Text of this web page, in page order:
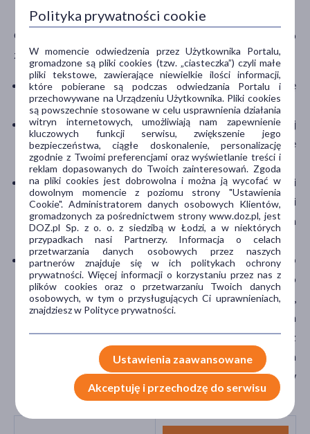
Oto praktyczne wskazówki zdrowotne, które warto
zastosować przed i w trakcie podróży:
unikaj picia wody z kranu– wybieraj wodę
butelkowaną i używaj jej także do mycia zębów;
chroń się przed komarami – używaj
repelentów z DEET, noś lekkie, ale jasne i zakrywające
ciało ubrania, śpij pod moskitierą;
zadbaj o apteczkę podróżną– zabierz leki
przeciwbiegunkowe, przeciwbólowe, plastry, środki
odkażające, a także ewentualne leki przyjmowane na
stałe;
spożywaj wyłącznie potrawy gotowane lub
serwowane na gorąco, najlepiej w miejscach o
odpowiednim standardzie sanitarnym (np. hotele,
restauracje z dobrymi opiniami). Unikaj surowych
warzyw, owoców obieranych przez osoby trzecie, lodu z
nieznanego źródła, deserów mlecznych oraz jedzenia
ulicznego, które może być przygotowywane w
niehigienicznych warunkach.
Polityka prywatności cookie
W momencie odwiedzenia przez Użytkownika Portalu,
gromadzone są pliki cookies (tzw. „ciasteczka”) czyli małe
pliki tekstowe, zawierające niewielkie ilości informacji,
które pobierane są podczas odwiedzania Portalu i
przechowywane na Urządzeniu Użytkownika. Pliki cookies
są powszechnie stosowane w celu usprawnienia działania
witryn internetowych, umożliwiają nam zapewnienie
kluczowych funkcji serwisu, zwiększenie jego
bezpieczeństwa, ciągłe doskonalenie, personalizację
zgodnie z Twoimi preferencjami oraz wyświetlanie treści i
reklam dopasowanych do Twoich zainteresowań. Zgoda
na pliki cookies jest dobrowolna i można ją wycofać w
dowolnym momencie z poziomu strony "Ustawienia
Cookie". Administratorem danych osobowych Klientów,
gromadzonych za pośrednictwem strony www.doz.pl, jest
DOZ.pl Sp. z o. o. z siedzibą w Łodzi, a w niektórych
przypadkach nasi Partnerzy. Informacja o celach
przetwarzania danych osobowych przez naszych
partnerów znajduje się w ich politykach ochrony
prywatności. Więcej informacji o korzystaniu przez nas z
plików cookies oraz o przetwarzaniu Twoich danych
osobowych, w tym o przysługujących Ci uprawnieniach,
znajdziesz w Polityce prywatności.
Ustawienia zaawansowane
Akceptuję i przechodzę do serwisu